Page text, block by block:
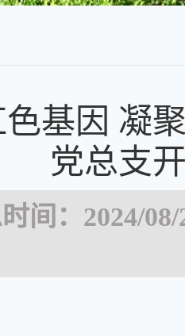
色基因 凝
党总支
时间：2024/